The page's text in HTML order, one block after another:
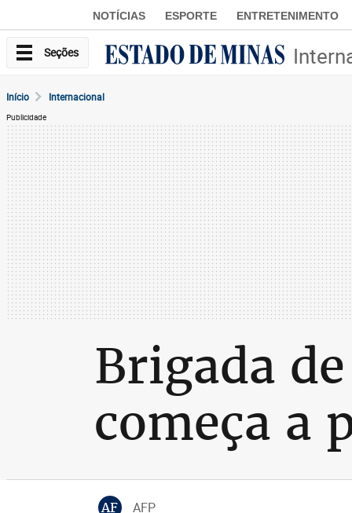
NOTÍCIAS ESPORTE ENTRETENIMENTO
Seções
Início Internacional
Publicidade
Brigada
começa a
AF AFP